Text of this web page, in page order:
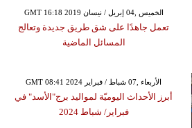
GMT 16:18 2019 الخميس ,04 إبريل / نيسان
تعمل جاهدًا على شق طريق جديدة وتعالج
المسائل الماضية
GMT 08:41 2024 الأربعاء ,07 شباط / فبراير
أبرز الأحداث اليوميّة لمواليد برج"الأسد" في
فبراير/ شباط 2024